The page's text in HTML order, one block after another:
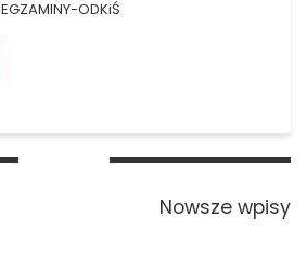
EGZAMINY-ODKiŚ
Nowsze wpisy